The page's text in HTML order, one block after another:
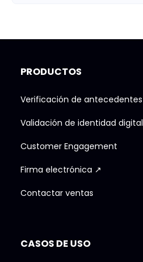
PRODUCTOS
Verificación de antecedentes
Validación de identidad digital
Customer Engagement
Firma electrónica ↗
Contactar ventas
CASOS DE USO